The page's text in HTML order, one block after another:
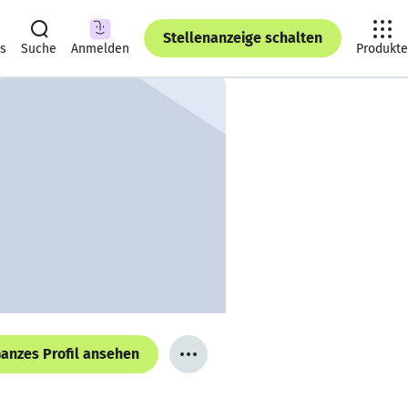
Suche Anmelden
Stellenanzeige schalten
Produkte
Profil ansehen